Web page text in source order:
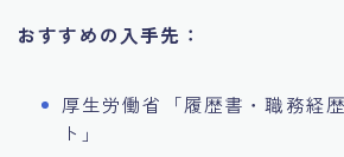
おすすめの入手先：
厚生労働省「履歴書・職務経
ト」